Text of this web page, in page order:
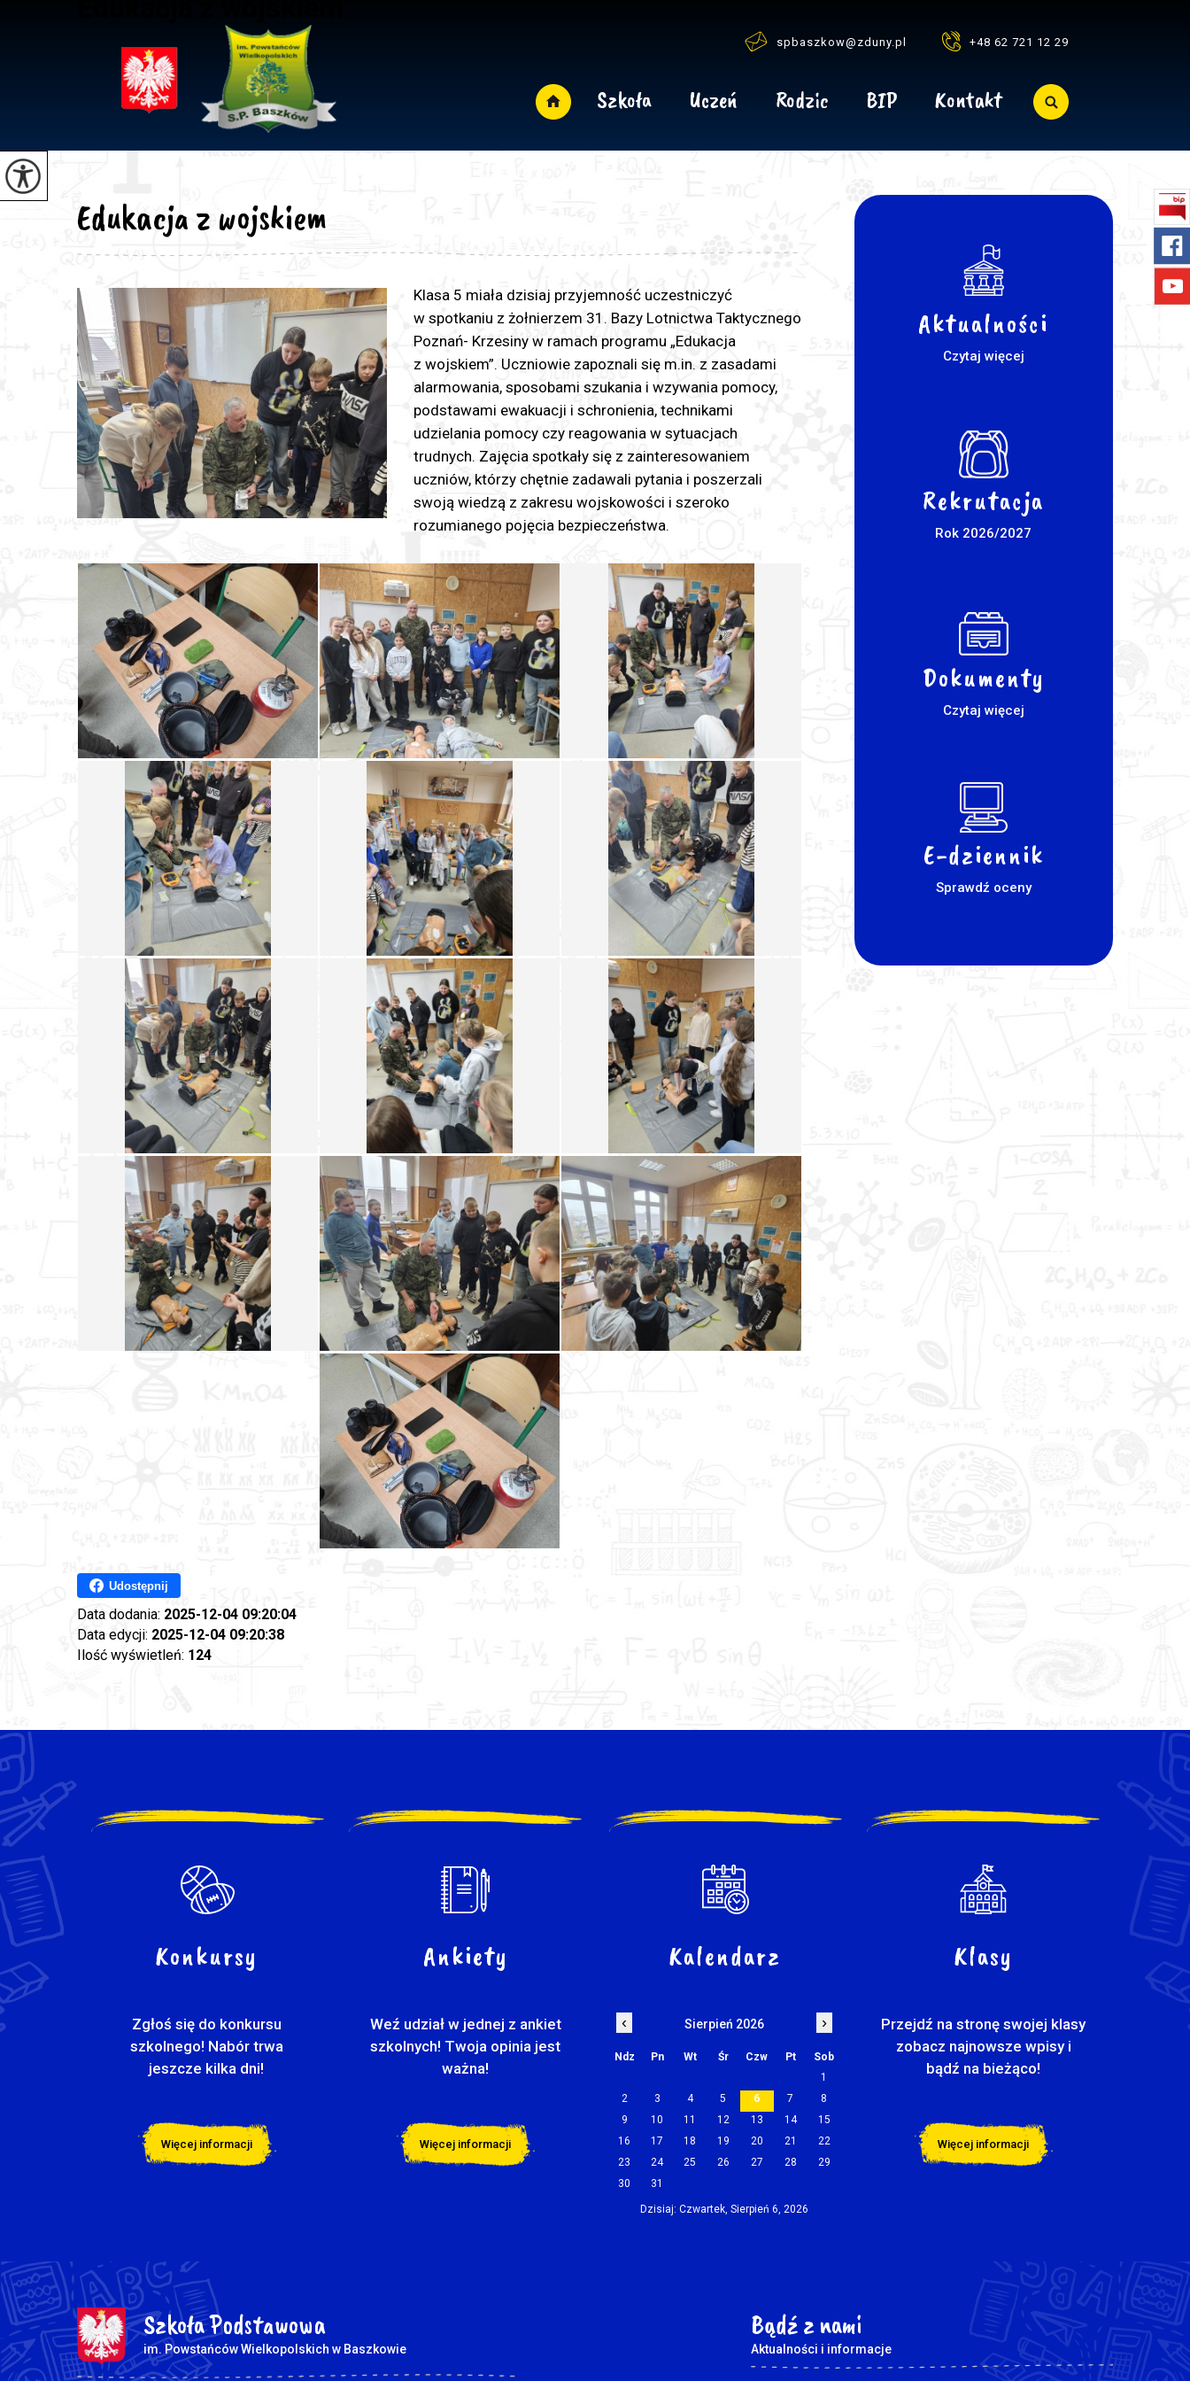
spbaszkow@zduny.pl +48 62 721 12 29
Szkoła Uczeń Rodzic BIP Kontakt
Edukacja z wojskiem
Klasa 5 miała dzisiaj przyjemność uczestniczyć
w spotkaniu z żołnierzem 31. Bazy Lotnictwa Taktycznego
Poznań- Krzesiny w ramach programu „Edukacja
z wojskiem”. Uczniowie zapoznali się m.in. z zasadami
alarmowania, sposobami szukania i wzywania pomocy,
podstawami ewakuacji i schronienia, technikami
udzielania pomocy czy reagowania w sytuacjach
trudnych. Zajęcia spotkały się z zainteresowaniem
uczniów, którzy chętnie zadawali pytania i poszerzali
swoją wiedzą z zakresu wojskowości i szeroko
rozumianego pojęcia bezpieczeństwa.
Udostępnij
Data dodania: 2025-12-04 09:20:04
Data edycji: 2025-12-04 09:20:38
Ilość wyświetleń: 124
Aktualności
Czytaj więcej
Rekrutacja
Rok 2026/2027
Dokumenty
Czytaj więcej
E-dziennik
Sprawdź oceny
Konkursy
Zgłoś się do konkursu
szkolnego! Nabór trwa
jeszcze kilka dni!
Więcej informacji
Ankiety
Weź udział w jednej z ankiet
szkolnych! Twoja opinia jest
ważna!
Więcej informacji
Kalendarz
‹ Sierpień 2026 ›
Ndz Pn Wt Śr Czw Pt
Sob
1
2
3 4 5 6 7
8
9
10 11 12 13 14
15
16
17 18 19 20 21
22
23
24 25 26 27 28
29
30
31
Dzisiaj: Czwartek, Sierpień 6, 2026
Klasy
Przejdź na stronę swojej klasy
zobacz najnowsze wpisy i
bądź na bieżąco!
Więcej informacji
Szkoła Podstawowa
im. Powstańców Wielkopolskich w Baszkowie
Bądź z nami
Aktualności i informacje